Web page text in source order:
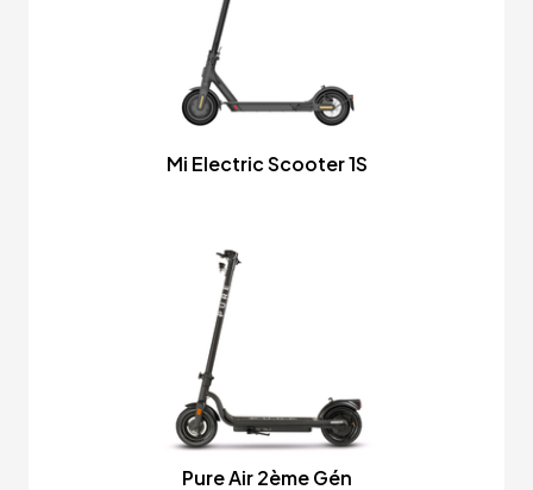
Mi Electric Scooter 1S
Pure Air 2ème Gén